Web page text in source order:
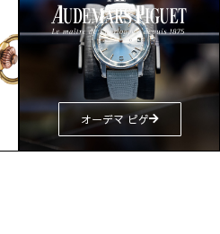
オーデマ ピゲ